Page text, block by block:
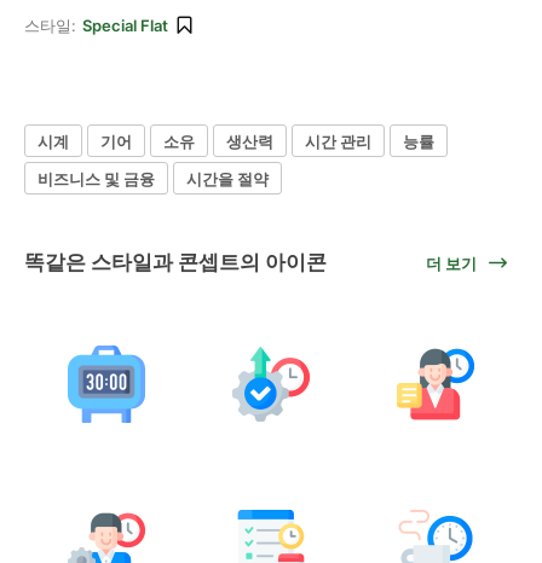
스타일: Special Flat
시계 기어 소유 생산력 시간 관리
능률
비즈니스 및 금융
시간을 절약
똑같은 스타일과 콘셉트의 아이콘 더 보기